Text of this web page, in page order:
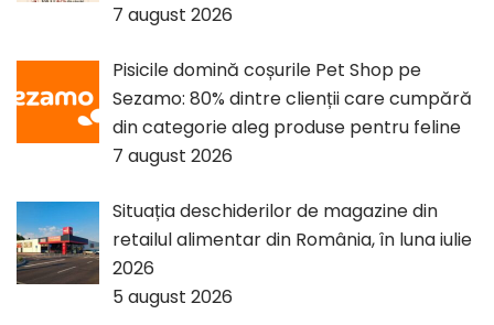
7 august 2026
Pisicile domină coșurile Pet Shop pe
Sezamo: 80% dintre clienții care cumpără
din categorie aleg produse pentru feline
7 august 2026
Situația deschiderilor de magazine din
retailul alimentar din România, în luna iulie
2026
5 august 2026